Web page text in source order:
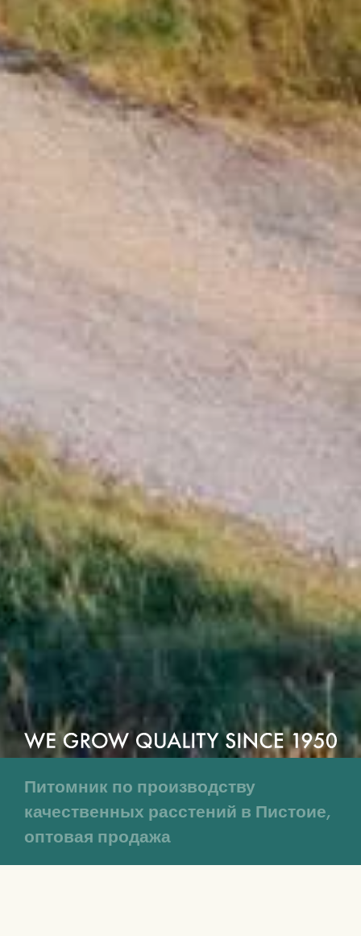
Питомник по производству
качественных расстений в Пистоие,
оптовая продажа